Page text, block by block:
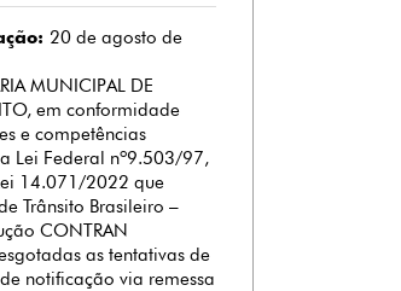
20 de agosto de
MUNICIPAL DE
em conformidade
e competências
Lei Federal nº9.503/97,
14.071/2022 que
Trânsito Brasileiro –
CONTRAN
as tentativas de
notificação via remessa